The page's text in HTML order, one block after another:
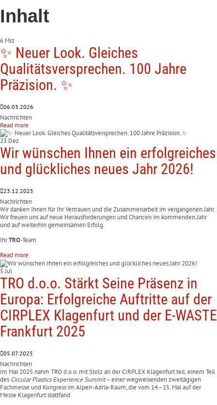
Inhalt
6 Mrz
✨ Neuer Look. Gleiches
Qualitätsversprechen. 100 Jahre
Präzision. ✨
06.03.2026
Nachrichten
Read more
23 Dez
Wir wünschen Ihnen ein erfolgreiches
und glückliches neues Jahr 2026!
23.12.2025
Nachrichten
Wir danken Ihnen für Ihr Vertrauen und die Zusammenarbeit im vergangenen Jahr.
Wir freuen uns auf neue Herausforderungen und Chancen im kommenden Jahr
und auf weiterhin gemeinsamen Erfolg.
IhrTRO-Team
Read more
5 Jul
TRO d.o.o. Stärkt Seine Präsenz in
Europa: Erfolgreiche Auftritte auf der
CIRPLEX Klagenfurt und der E-WASTE
Frankfurt 2025
05.07.2025
Nachrichten
Im Mai 2025 nahm TRO d.o.o. mit Stolz an der CIRPLEX Klagenfurt teil, einem Teil
des Circular Plastics Experience Summit– einer wegweisenden zweitägigen
Fachmesse und Kongress im Alpen-Adria-Raum, die vom 14.–15. Mai auf der
Messe Klagenfurt stattfand.